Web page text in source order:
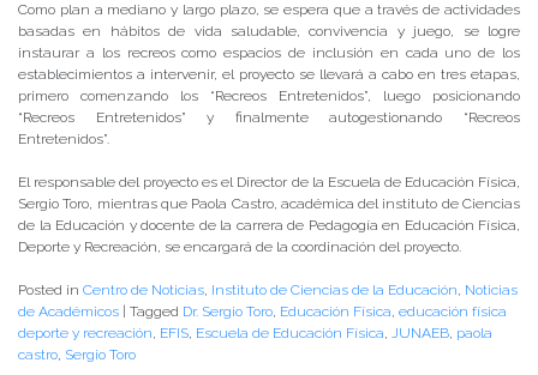
Como plan a mediano y largo plazo, se espera que a través de actividades
basadas en hábitos de vida saludable, convivencia y juego, se logre
instaurar a los recreos como espacios de inclusión en cada uno de los
establecimientos a intervenir, el proyecto se llevará a cabo en tres etapas,
primero comenzando los “Recreos Entretenidos”, luego posicionando
“Recreos Entretenidos” y finalmente autogestionando “Recreos
Entretenidos”.
El responsable del proyecto es el Director de la Escuela de Educación Física,
Sergio Toro, mientras que Paola Castro, académica del instituto de Ciencias
de la Educación y docente de la carrera de Pedagogía en Educación Física,
Deporte y Recreación, se encargará de la coordinación del proyecto.
Posted in Centro de Noticias, Instituto de Ciencias de la Educación, Noticias
de Académicos
Tagged Dr. Sergio Toro, Educación Física, educación física
deporte y recreación, EFIS, Escuela de Educación Física, JUNAEB, paola
castro, Sergio Toro